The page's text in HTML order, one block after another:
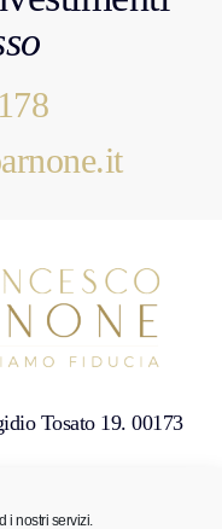
i nostri servizi.
Tosato 19. 00173